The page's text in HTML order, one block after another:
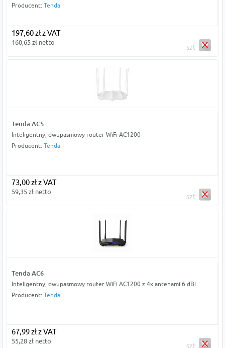
Producent: Tenda
197,60 zł z VAT
160,65 zł netto
szt
Tenda AC5
Inteligentny, dwupasmowy router WiFi AC1200
Producent: Tenda
73,00 zł z VAT
59,35 zł netto
szt
Tenda AC6
Inteligentny, dwupasmowy router WiFi AC1200 z 4x antenami 6 dBi
Producent: Tenda
67,99 zł z VAT
55,28 zł netto
szt